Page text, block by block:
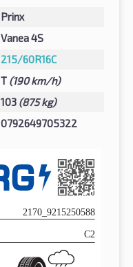
Prinx
Vanea 4S
215/60R16C
T (190 km/h)
103 (875 kg)
0792649705322